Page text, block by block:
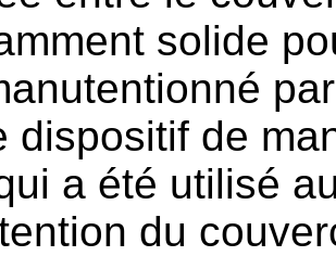
solide
dispositif de
a été utilisé
du